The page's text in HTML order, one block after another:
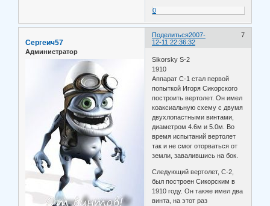
0
Поделиться 7
2007-
12-11 22:36:32
Сергеич57
Администратор
Sikorsky S-2
1910
Аппарат С-1 стал первой
попыткой Игоря Сикорского
построить вертолет. Он имел
коаксиальную схему с двумя
двухлопастными винтами,
диаметром 4.6м и 5.0м. Во
время испытаний вертолет
так и не смог оторваться от
земли, завалившись на бок.
Следующий вертолет, С-2,
был построен Сикорским в
1910 году. Он также имел два
винта, на этот раз